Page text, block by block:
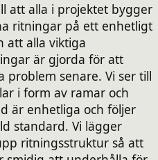
att alla i projektet bygger
ritningar på ett enhetligt
att alla viktiga
är gjorda för att
problem senare. Vi ser till
i form av ramar och
är enhetliga och följer
standard. Vi lägger
ritningsstruktur så att